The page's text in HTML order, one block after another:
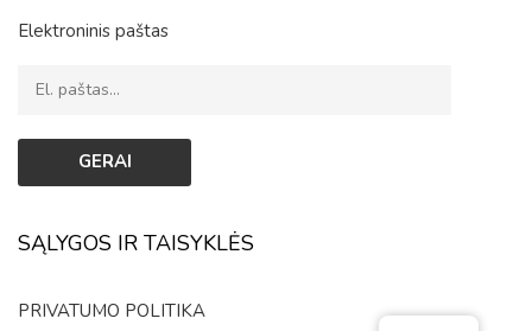
Elektroninis paštas
SĄLYGOS IR TAISYKLĖS
PRIVATUMO POLITIKA